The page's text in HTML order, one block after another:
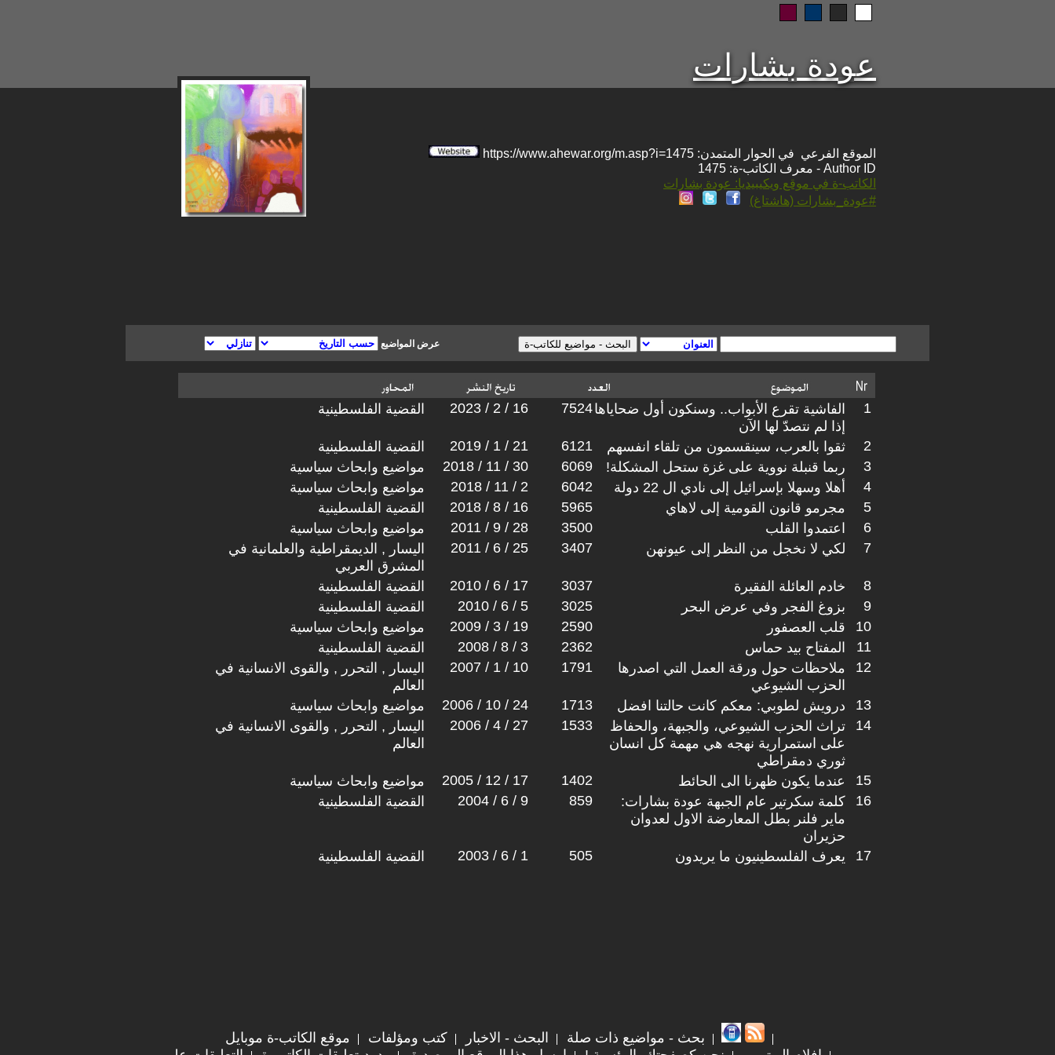
عودة بشارات
الموقع الفرعي في الحوار المتمدن: https://www.ahewar.org/m.asp?i=1475
Author ID - معرف الكاتب-ة: 1475
الكاتب-ة في موقع ويكيبيديا: عودة بشارات
#عودة_بشارات (هاشتاغ)
عرض المواضيع
القضية الفلسطينية 2023 / 2 / 16 7524الفاشية تقرع الأبواب.. وسنكون أول ضحاياها
إذا لم نتصدّ لها الآن
1
القضية الفلسطينية 2019 / 1 / 21 6121 ثقوا بالعرب، سينقسمون من تلقاء انفسهم
2
مواضيع وابحاث سياسية
2018 / 11 / 30 6069 ربما قنبلة نووية على غزة ستحل المشكلة!
3
مواضيع وابحاث سياسية
2018 / 11 / 2 6042 أهلا وسهلا بإسرائيل إلى نادي ال 22 دولة
4
القضية الفلسطينية
2018 / 8 / 16 5965 مجرمو قانون القومية إلى لاهاي
5
مواضيع وابحاث سياسية
2011 / 9 / 28 3500 اعتمدوا القلب
6
اليسار , الديمقراطية والعلمانية في
المشرق العربي
2011 / 6 / 25 3407 لكي لا نخجل من النظر إلى عيونهن 7
القضية الفلسطينية 2010 / 6 / 17 3037 خادم العائلة الفقيرة
8
القضية الفلسطينية
2010 / 6 / 5 3025 بزوغ الفجر وفي عرض البحر
9
مواضيع وابحاث سياسية
2009 / 3 / 19 2590 قلب العصفور
10
القضية الفلسطينية
2008 / 8 / 3 2362 المفتاح بيد حماس
11
اليسار , التحرر , والقوى الانسانية في
العالم
2007 / 1 / 10 1791
ملاحظات حول ورقة العمل التي اصدرها
الحزب الشيوعي
12
مواضيع وابحاث سياسية 2006 / 10 / 24 1713 درويش لطوبي: معكم كانت حالتنا افضل
13
اليسار , التحرر , والقوى الانسانية في
العالم
2006 / 4 / 27 1533
تراث الحزب الشيوعي، والجبهة، والحفاظ
على استمرارية نهجه هي مهمة كل انسان
ثوري دمقراطي
14
مواضيع وابحاث سياسية 2005 / 12 / 17 1402 عندما يكون ظهرنا الى الحائط
15
القضية الفلسطينية
2004 / 6 / 9 859
كلمة سكرتير عام الجبهة عودة بشارات:
ماير فلنر بطل المعارضة الاول لعدوان
حزيران
16
القضية الفلسطينية 2003 / 6 / 1 505 يعرف الفلسطينيون ما يريدون 17
بحث - مواضيع ذات صلة البحث - الاخبار كتب ومؤلفات
موقع الكاتب-ة موبايل